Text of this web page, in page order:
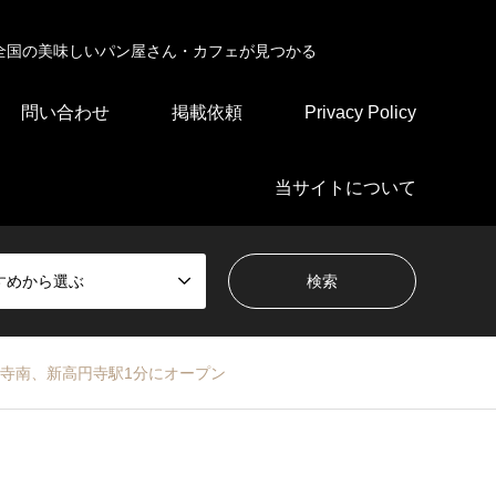
の美味しいパン屋さん・カフェが見つかる
問い合わせ 掲載依頼 Privacy Policy
当サイトについて
めから選ぶ
南、新高円寺駅1分にオープン